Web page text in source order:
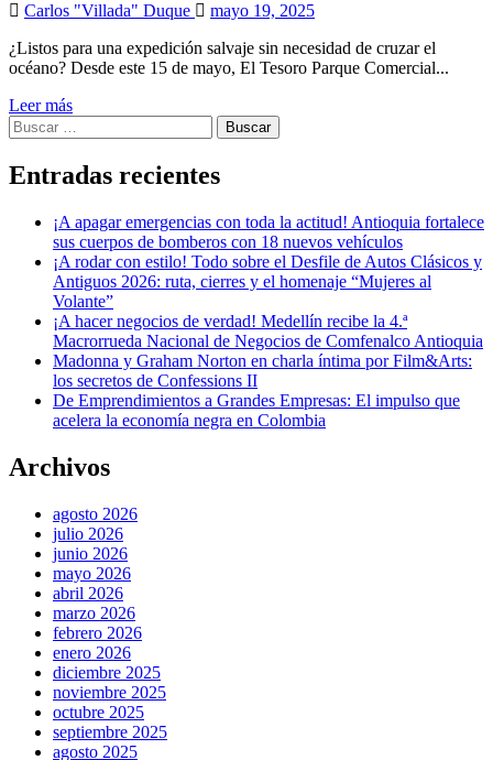
Carlos "Villada" Duque
mayo 19, 2025
¿Listos para una expedición salvaje sin necesidad de cruzar el
océano? Desde este 15 de mayo, El Tesoro Parque Comercial...
Leer más
Buscar:
Entradas recientes
¡A apagar emergencias con toda la actitud! Antioquia fortalece
sus cuerpos de bomberos con 18 nuevos vehículos
¡A rodar con estilo! Todo sobre el Desfile de Autos Clásicos y
Antiguos 2026: ruta, cierres y el homenaje “Mujeres al
Volante”
¡A hacer negocios de verdad! Medellín recibe la 4.ª
Macrorrueda Nacional de Negocios de Comfenalco Antioquia
Madonna y Graham Norton en charla íntima por Film&Arts:
los secretos de Confessions II
De Emprendimientos a Grandes Empresas: El impulso que
acelera la economía negra en Colombia
Archivos
agosto 2026
julio 2026
junio 2026
mayo 2026
abril 2026
marzo 2026
febrero 2026
enero 2026
diciembre 2025
noviembre 2025
octubre 2025
septiembre 2025
agosto 2025